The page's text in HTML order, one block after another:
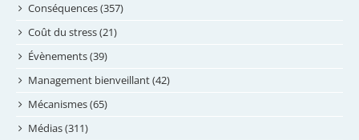
juillet 2024
juin 2024
mai 2024
avril 2024
février 2024
janvier 2024
Conséquences (357)
Coût du stress (21)
Évènements (39)
Management bienveillant (42)
Mécanismes (65)
Médias (311)